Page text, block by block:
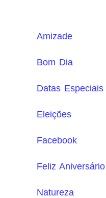
Amizade
Bom Dia
Datas Especiais
Eleições
Facebook
Feliz Aniversário
Natureza